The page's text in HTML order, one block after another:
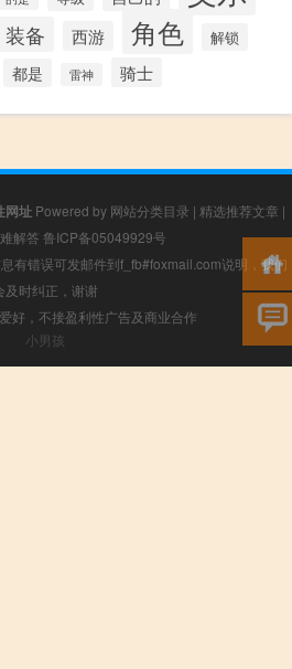
装备 西游 角色 解锁
都是 雷神 骑士
网址 Powered by 网站分类目录 | 精选推荐文章 |
解答 鲁ICP备05049929号
有错误可发邮件到f_fb#foxmail.com说明，我们
及时纠正，谢谢
好，不接盈利性广告及商业合作
小男孩